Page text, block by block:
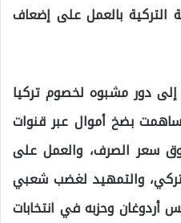
التركية بالعمل على إضعاف
دور مشبوه لخصوم تركيا
بضخ أموال عبر قنوات
سعر الصرف، والعمل على
والتمهيد لغضب شعبي
أردوغان وحزبه في انتخابات